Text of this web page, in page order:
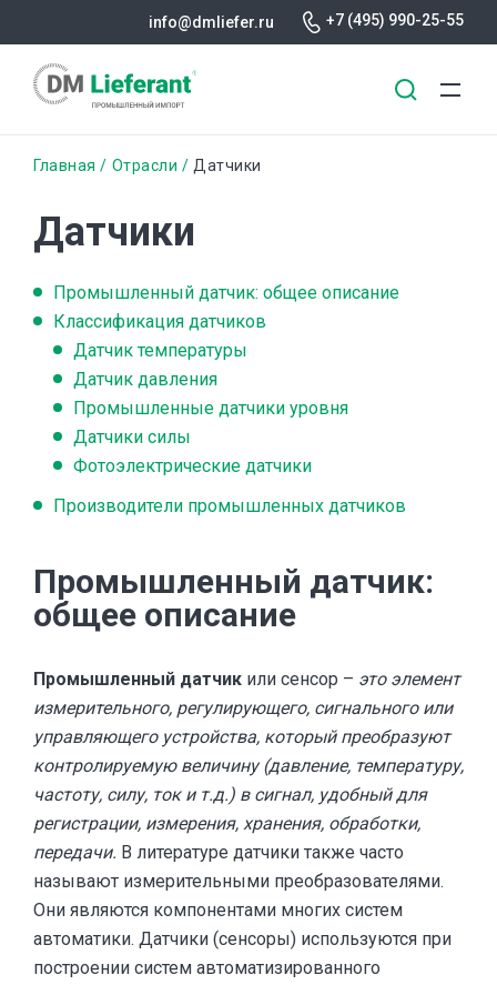
содержанию
info@dmliefer.ru +7 (495) 990-25-55
Строка
навигации
Главная Отрасли Датчики
Датчики
Промышленный датчик: общее описание
Классификация датчиков
Датчик температуры
Датчик давления
Промышленные датчики уровня
Датчики силы
Фотоэлектрические датчики
Производители промышленных датчиков
Промышленный датчик:
общее описание
Промышленный датчик или сенсор – это элемент
измерительного, регулирующего, сигнального или
управляющего устройства, который преобразуют
контролируемую величину (давление, температуру,
частоту, силу, ток и т.д.) в сигнал, удобный для
регистрации, измерения, хранения, обработки,
передачи. В литературе датчики также часто
называют измерительными преобразователями.
Они являются компонентами многих систем
автоматики. Датчики (сенсоры) используются при
построении систем автоматизированного